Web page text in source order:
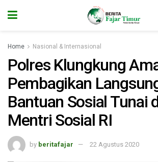
Home Nasional & Internasional
Polres Klungkung
Pembagikan
Bantuan Sosial Tunai
Mentri Sosial RI
by beritafajar 22 Agustus 2020